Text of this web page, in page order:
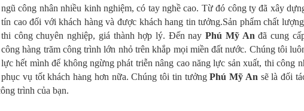
ngũ công nhân nhiều kinh nghiệm, có tay nghề cao. Từ đó công ty đã xây
tín cao đối với khách hàng và được khách hang tin tưởng.Sản phẩm chất
thi công chuyên nghiệp, giá thành hợp lý. Đến nayPhú Mỹ Anđã cung
công hàng trăm công trình lớn nhỏ trên khắp mọi miền đất nước. Chúng tôi
lực hết mình để không ngừng phát triễn nâng cao năng lực sản xuất, thi công
phục vụ tốt khách hàng hơn nữa. Chúng tôi tin tưởngPhú Mỹ An sẽ là đối
trình của bạn.